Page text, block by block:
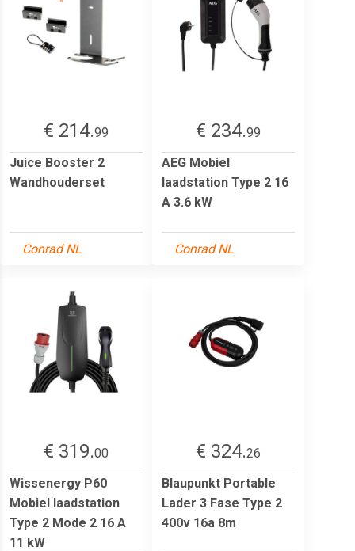
€ 214.99
Juice Booster 2
Wandhouderset
Conrad NL
€ 234.99
AEG Mobiel
laadstation Type 2 16
A 3.6 kW
Conrad NL
€ 319.00
Wissenergy P60
Mobiel laadstation
Type 2 Mode 2 16 A
11 kW
€ 324.26
Blaupunkt Portable
Lader 3 Fase Type 2
400v 16a 8m